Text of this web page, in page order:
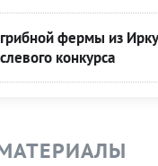
фермы из
конкурса